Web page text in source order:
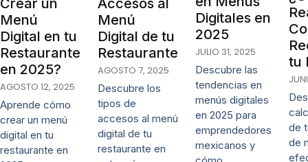
Crear un
Menú
Digital en tu
Restaurante
en 2025?
AGOSTO 12, 2025
Aprende cómo
crear un menú
digital en tu
restaurante en
Accesos al
Menú
Digital de tu
Restaurante
AGOSTO 7, 2025
Descubre los
tipos de
accesos al menú
digital de tu
restaurante en
Digitales en
2025
JULIO 31, 2025
Descubre las
tendencias en
menús digitales
en 2025 para
emprendedores
mexicanos y
tu
de
de